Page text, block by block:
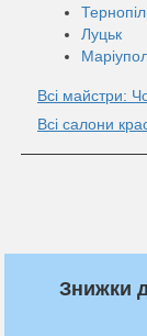
Луцьк
Всі майстри:
Всі салони
Знижки